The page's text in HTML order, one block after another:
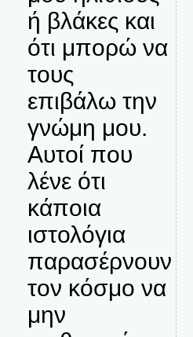
ή βλάκες και
ότι μπορώ να
τους
επιβάλω την
γνώμη μου.
Αυτοί που
λένε ότι
κάποια
ιστολόγια
παρασέρνουν
τον κόσμο να
μην